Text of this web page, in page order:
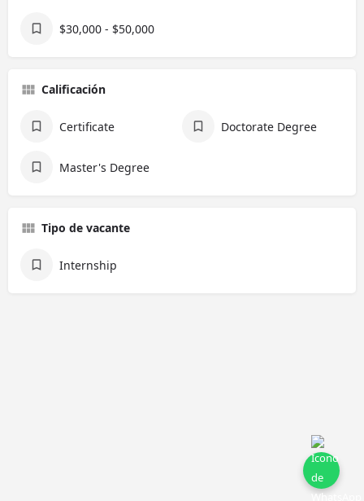
$30,000 - $50,000
Calificación
Certificate Doctorate Degree
Master's Degree
Tipo de vacante
Internship